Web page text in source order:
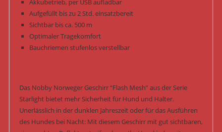
Akkubetrieb, per USB aufladbar
Aufgefüllt bis zu 2 Std. einsatzbereit
Sichtbar bis ca. 500 m
Optimaler Tragekomfort
Bauchriemen stufenlos verstellbar
Das Nobby Norweger Geschirr “Flash Mesh” aus der Serie
Starlight bietet mehr Sicherheit für Hund und Halter.
Unerlässlich in der dunklen Jahreszeit oder für das Ausführen
des Hundes bei Nacht: Mit diesem Geschirr mit gut sichtbaren,